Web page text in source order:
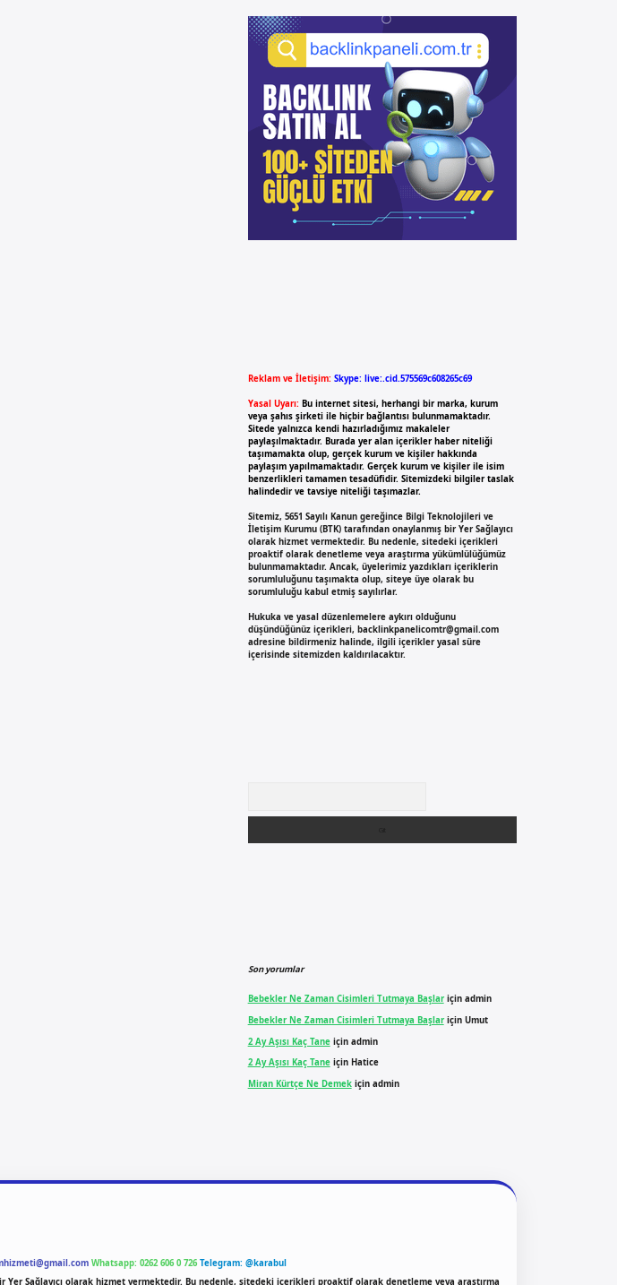
Reklam ve İletişim: Skype: live:.cid.575569c608265c69
Yasal Uyarı: Bu internet sitesi, herhangi bir marka, kurum
veya şahıs şirketi ile hiçbir bağlantısı bulunmamaktadır.
Sitede yalnızca kendi hazırladığımız makaleler
paylaşılmaktadır. Burada yer alan içerikler haber niteliği
taşımamakta olup, gerçek kurum ve kişiler hakkında
paylaşım yapılmamaktadır. Gerçek kurum ve kişiler ile isim
benzerlikleri tamamen tesadüfidir. Sitemizdeki bilgiler taslak
halindedir ve tavsiye niteliği taşımazlar.
Sitemiz, 5651 Sayılı Kanun gereğince Bilgi Teknolojileri ve
İletişim Kurumu (BTK) tarafından onaylanmış bir Yer Sağlayıcı
olarak hizmet vermektedir. Bu nedenle, sitedeki içerikleri
proaktif olarak denetleme veya araştırma yükümlülüğümüz
bulunmamaktadır. Ancak, üyelerimiz yazdıkları içeriklerin
sorumluluğunu taşımakta olup, siteye üye olarak bu
sorumluluğu kabul etmiş sayılırlar.
Hukuka ve yasal düzenlemelere aykırı olduğunu
düşündüğünüz içerikleri, backlinkpanelicomtr@gmail.com
adresine bildirmeniz halinde, ilgili içerikler yasal süre
içerisinde sitemizden kaldırılacaktır.
Son yorumlar
Bebekler Ne Zaman Cisimleri Tutmaya Başlariçin admin
Bebekler Ne Zaman Cisimleri Tutmaya Başlariçin Umut
2 Ay Aşısı Kaç Taneiçin admin
2 Ay Aşısı Kaç Taneiçin Hatice
Miran Kürtçe Ne Demekiçin admin
Whatsapp: 0262 606 0 726 Telegram: @karabul
Yer Sağlayıcı olarak hizmet vermektedir. Bu nedenle, sitedeki içerikleri proaktif olarak denetleme veya araştırma